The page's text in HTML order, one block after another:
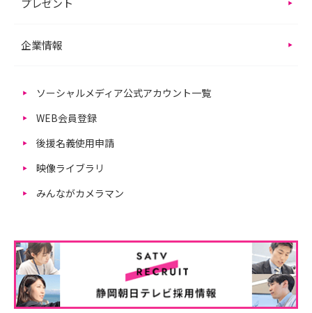
企業情報
ソーシャルメディア公式アカウント一覧
WEB会員登録
後援名義使用申請
映像ライブラリ
みんながカメラマン